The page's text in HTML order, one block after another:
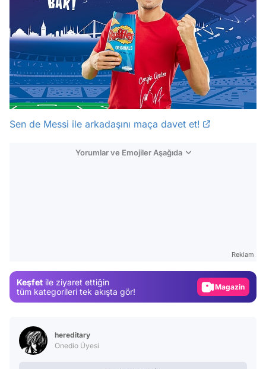
Sen de Messi ile arkadaşını maça davet et!
Yorumlar ve Emojiler Aşağıda
Reklam
Keşfet ile ziyaret ettiğin
tüm kategorileri tek akışta gör!
Video
hereditary
Onedio Üyesi